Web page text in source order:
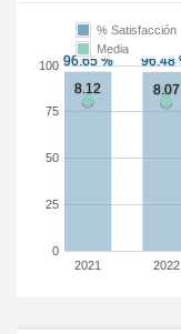
2021 2022
0
25
50
75
100
% Satisfacción
Media